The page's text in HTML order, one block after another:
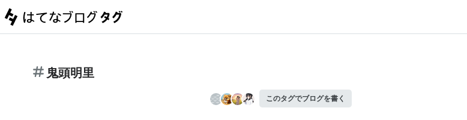
鬼頭明里
このタグでブログを書く